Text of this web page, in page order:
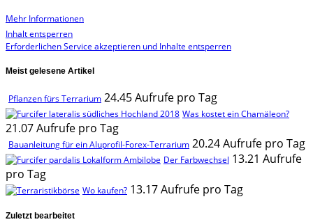
Mehr Informationen
Inhalt entsperren
Erforderlichen Service akzeptieren und Inhalte entsperren
Meist gelesene Artikel
Pflanzen fürs Terrarium 24.45 Aufrufe pro Tag
Was kostet ein Chamäleon?
21.07 Aufrufe pro Tag
Bauanleitung für ein Aluprofil-Forex-Terrarium 20.24 Aufrufe pro Tag
Der Farbwechsel 13.21 Aufrufe
pro Tag
Wo kaufen? 13.17 Aufrufe pro Tag
Zuletzt bearbeitet